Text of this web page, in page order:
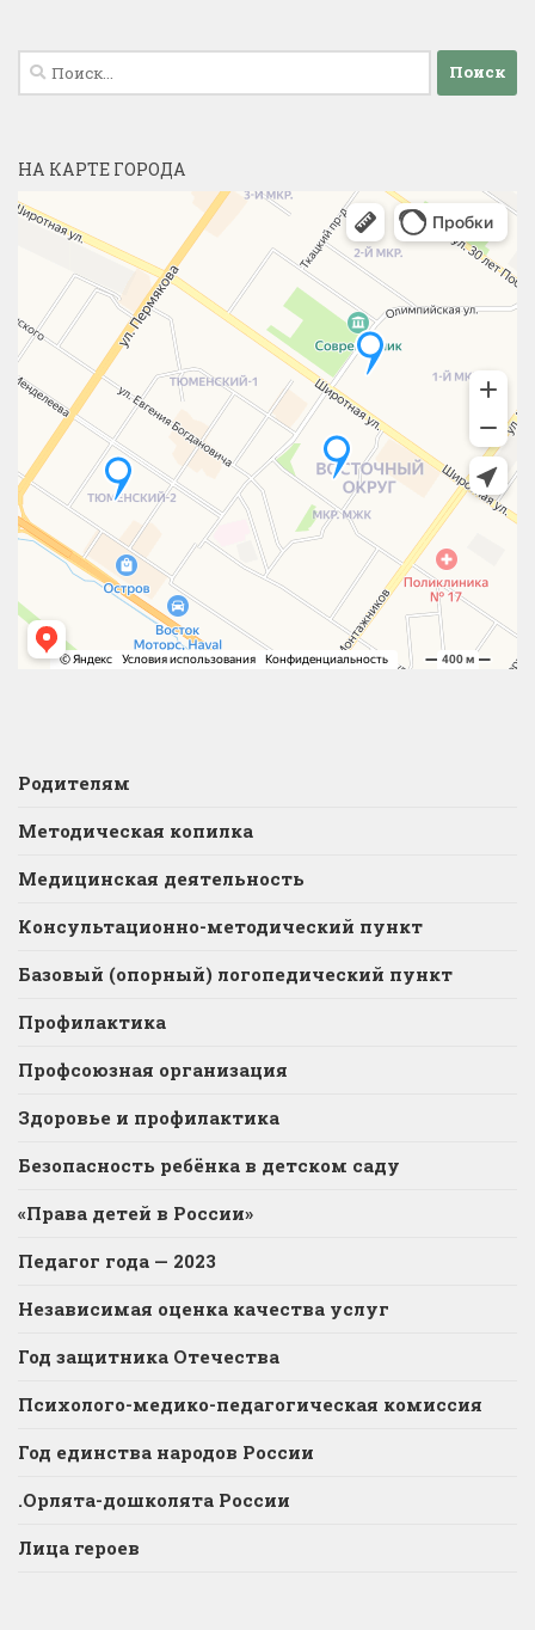
Найти:
НА КАРТЕ ГОРОДА
Родителям
Методическая копилка
Медицинская деятельность
Консультационно-методический пункт
Базовый (опорный) логопедический пункт
Профилактика
Профсоюзная организация
Здоровье и профилактика
Безопасность ребёнка в детском саду
«Права детей в России»
Педагог года — 2023
Независимая оценка качества услуг
Год защитника Отечества
Психолого-медико-педагогическая комиссия
Год единства народов России
.Орлята-дошколята России
Лица героев